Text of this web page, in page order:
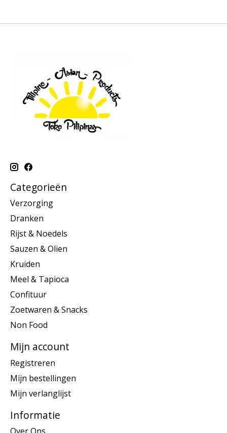
Categorieën
Verzorging
Dranken
Rijst & Noedels
Sauzen & Olien
Kruiden
Meel & Tapioca
Confituur
Zoetwaren & Snacks
Non Food
Mijn account
Registreren
Mijn bestellingen
Mijn verlanglijst
Informatie